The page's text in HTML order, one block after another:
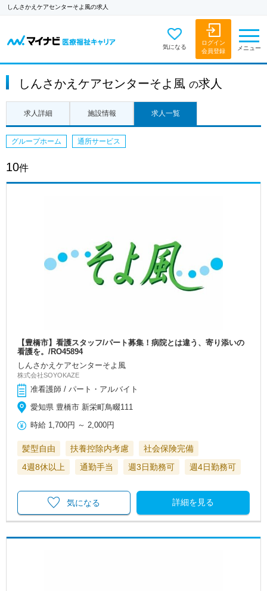
しんさかえケアセンターそよ風の求人
気になる
ログイン
会員登録
メニュー
しんさかえケアセンターそよ風 の求人
求人詳細 施設情報 求人一覧
グループホーム 通所サービス
10件
【豊橋市】看護スタッフ/パート募集！病院とは違う、寄り添いの
看護を。/RO45894
しんさかえケアセンターそよ風
株式会社SOYOKAZE
准看護師 / パート・アルバイト
愛知県 豊橋市 新栄町鳥畷111
時給 1,700円 ～2,000円
髪型自由 扶養控除内考慮
社会保険完備
4週8休以上
通勤手当 週3日勤務可 週4日勤務可
詳細を見る
気になる